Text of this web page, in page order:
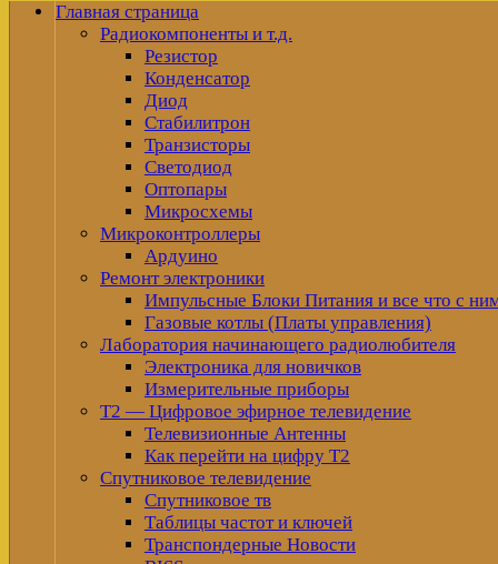
Главная страница
Радиокомпоненты и т.д.
Резистор
Конденсатор
Диод
Стабилитрон
Транзисторы
Светодиод
Оптопары
Микросхемы
Микроконтроллеры
Ардуино
Ремонт электроники
Импульсные Блоки Питания и все что с
Газовые котлы (Платы управления)
Лаборатория начинающего радиолюбителя
Электроника для новичков
Измерительные приборы
Т2 — Цифровое эфирное телевидение
Телевизионные Антенны
Как перейти на цифру Т2
Спутниковое телевидение
Спутниковое тв
Таблицы частот и ключей
Транспондерные Новости